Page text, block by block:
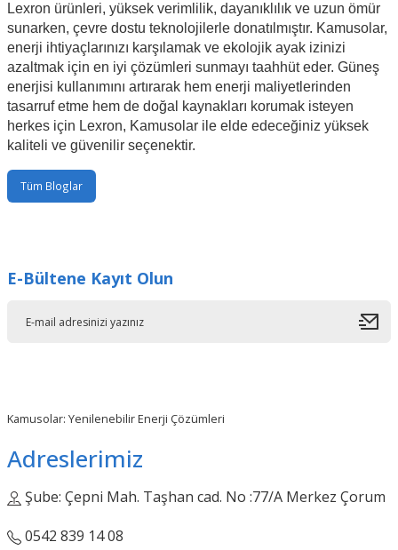
Lexron ürünleri, yüksek verimlilik, dayanıklılık ve uzun ömür
sunarken, çevre dostu teknolojilerle donatılmıştır. Kamusolar,
enerji ihtiyaçlarınızı karşılamak ve ekolojik ayak izinizi
azaltmak için en iyi çözümleri sunmayı taahhüt eder. Güneş
enerjisi kullanımını artırarak hem enerji maliyetlerinden
tasarruf etme hem de doğal kaynakları korumak isteyen
herkes için Lexron, Kamusolar ile elde edeceğiniz yüksek
kaliteli ve güvenilir seçenektir.
Tüm Bloglar
E-Bültene Kayıt Olun
Kamusolar: Yenilenebilir Enerji Çözümleri
Adreslerimiz
Şube: Çepni Mah. Taşhan cad. No :77/A Merkez Çorum
0542 839 14 08